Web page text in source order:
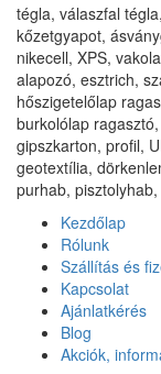
tégla, válaszfal
kőzetgyapot,
nikecell, XPS,
alapozó, esztrich,
hőszigetelőlap
burkolólap
gipszkarton, profil,
geotextília,
purhab,
Kezdőlap
Rólunk
Szállítás és
Kapcsolat
Ajánlatkérés
Blog
Akciók,